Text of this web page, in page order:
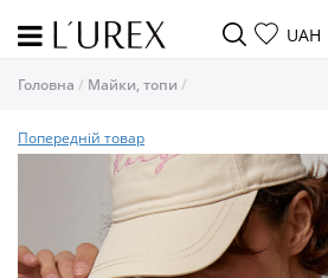
UAH
Головна Майки, топи
Попередній товар